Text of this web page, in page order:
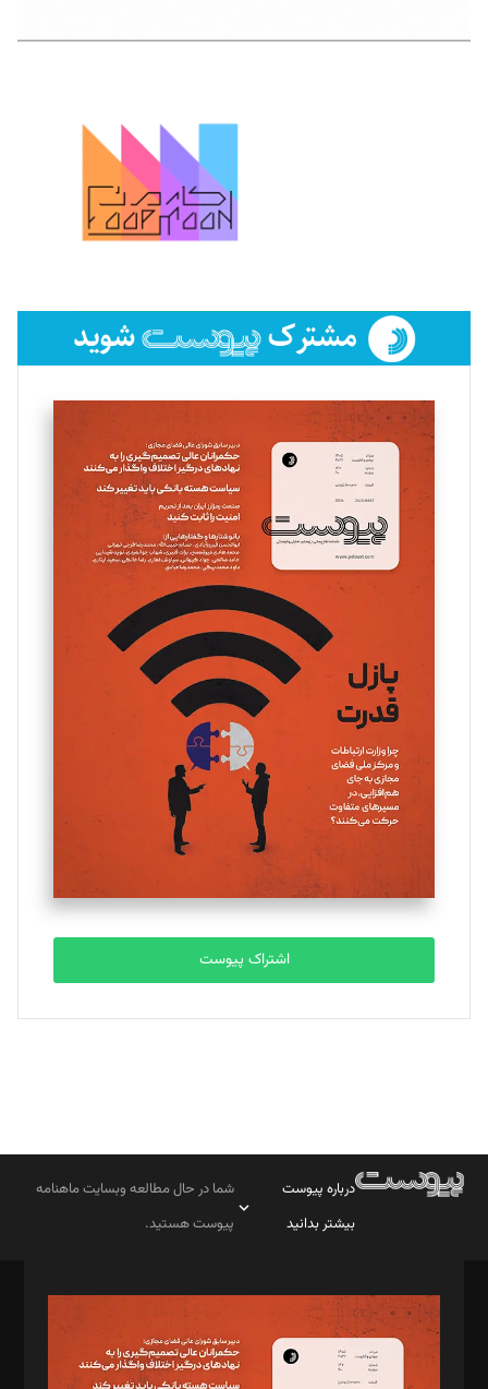
اشتراک پیوست
درباره پیوست
بیشتر بدانید
شما در حال مطالعه وبسایت ماهنامه
پیوست هستید.
مدیر مسئول: محمدباقر اثنی‌عشری
سردبیر: مهرک محمودی
دبیر تحریریه: میثم قاسمی